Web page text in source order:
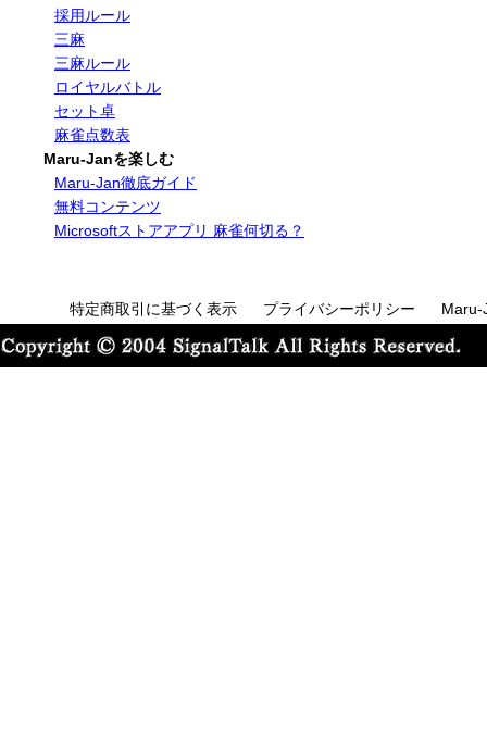
採用ルール
三麻
三麻ルール
ロイヤルバトル
セット卓
麻雀点数表
Maru-Janを楽しむ
Maru-Jan徹底ガイド
無料コンテンツ
Microsoftストアアプリ 麻雀何切る？
特定商取引に基づく表示 プライバシーポリシー Maru-